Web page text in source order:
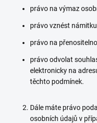
právo na výmaz
právo vznést
právo na
právo odvolat
elektronicky na
těchto podmínek.
Dále máte právo
osobních údajů v